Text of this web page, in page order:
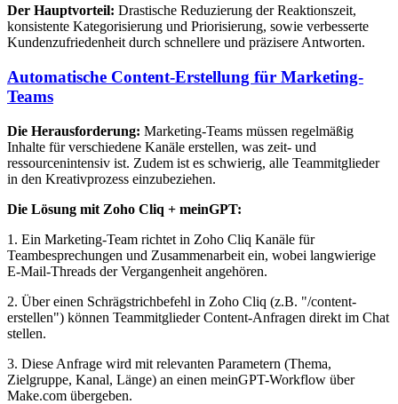
Der Hauptvorteil: Drastische Reduzierung der Reaktionszeit,
konsistente Kategorisierung und Priorisierung, sowie verbesserte
Kundenzufriedenheit durch schnellere und präzisere Antworten.
Automatische Content-Erstellung für Marketing-
Teams
Die Herausforderung: Marketing-Teams müssen regelmäßig
Inhalte für verschiedene Kanäle erstellen, was zeit- und
ressourcenintensiv ist. Zudem ist es schwierig, alle Teammitglieder
in den Kreativprozess einzubeziehen.
Die Lösung mit Zoho Cliq + meinGPT:
1. Ein Marketing-Team richtet in Zoho Cliq Kanäle für
Teambesprechungen und Zusammenarbeit ein, wobei langwierige
E-Mail-Threads der Vergangenheit angehören.
2. Über einen Schrägstrichbefehl in Zoho Cliq (z.B. "/content-
erstellen") können Teammitglieder Content-Anfragen direkt im Chat
stellen.
3. Diese Anfrage wird mit relevanten Parametern (Thema,
Zielgruppe, Kanal, Länge) an einen meinGPT-Workflow über
Make.com übergeben.